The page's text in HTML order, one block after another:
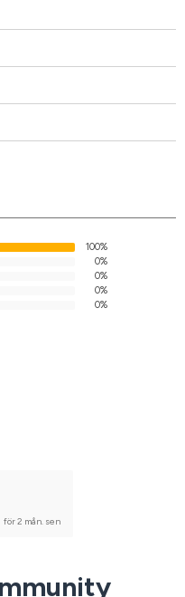
100%
0%
0%
0%
0%
för 2 mån. sen